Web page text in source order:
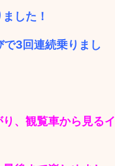
した！
3回連続乗りまし
、観覧車から見るイ